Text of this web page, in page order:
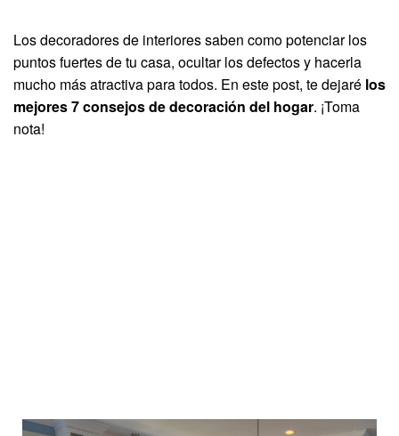
Los decoradores de interiores saben como potenciar los
puntos fuertes de tu casa, ocultar los defectos y hacerla
mucho más atractiva para todos. En este post, te dejaré los
mejores 7 consejos de decoración del hogar. ¡Toma
nota!